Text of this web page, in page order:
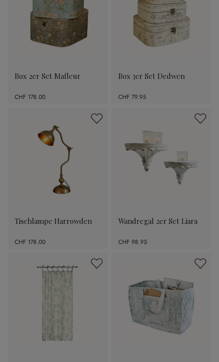
Box 2er Set Mafleur
CHF 178.00
Box 3er Set Dedwen
CHF 79.95
Tischlampe Harrowden
CHF 178.00
Wandregal 2er Set Liara
CHF 98.95